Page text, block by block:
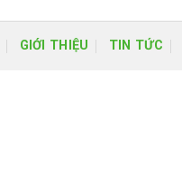
GIỚI THIỆU TIN TỨC